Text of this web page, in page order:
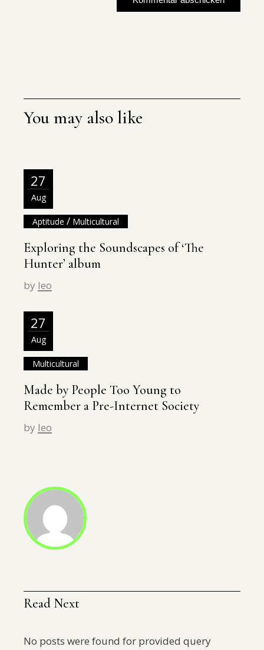
Kommentar abschicken
You may also like
27
Aug
Aptitude / Multicultural
Exploring the Soundscapes of ‘The
Hunter’ album
by leo
27
Aug
Multicultural
Made by People Too Young to
Remember a Pre-Internet Society
by leo
Read Next
No posts were found for provided query